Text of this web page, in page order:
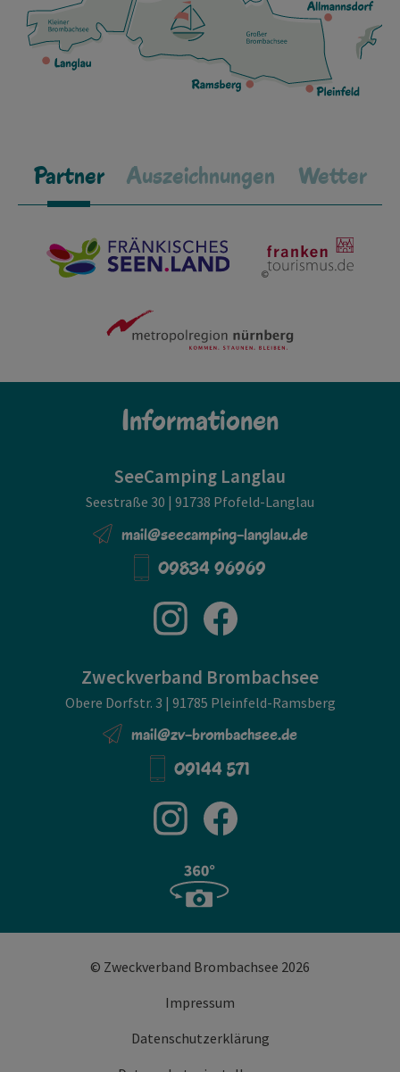
Partner Auszeichnungen Wetter
Informationen
SeeCamping Langlau
Seestraße 30 | 91738 Pfofeld-Langlau
mail@seecamping-langlau.de
09834 96969
Zweckverband Brombachsee
Obere Dorfstr. 3 | 91785 Pleinfeld-Ramsberg
mail@zv-brombachsee.de
09144 571
© Zweckverband Brombachsee 2026
Impressum
Datenschutzerklärung